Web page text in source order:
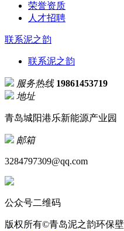
荣誉资质
人才招聘
联系泥之韵
联系泥之韵
服务热线 19861453719
地址
青岛城阳港乐新能源产业园
邮箱
3284797309@qq.com
公众号二维码
版权所有©青岛泥之韵环保